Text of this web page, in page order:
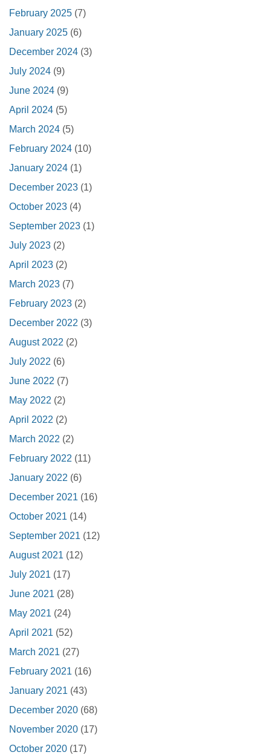
February 2025 (7)
January 2025 (6)
December 2024 (3)
July 2024 (9)
June 2024 (9)
April 2024 (5)
March 2024 (5)
February 2024 (10)
January 2024 (1)
December 2023 (1)
October 2023 (4)
September 2023 (1)
July 2023 (2)
April 2023 (2)
March 2023 (7)
February 2023 (2)
December 2022 (3)
August 2022 (2)
July 2022 (6)
June 2022 (7)
May 2022 (2)
April 2022 (2)
March 2022 (2)
February 2022 (11)
January 2022 (6)
December 2021 (16)
October 2021 (14)
September 2021 (12)
August 2021 (12)
July 2021 (17)
June 2021 (28)
May 2021 (24)
April 2021 (52)
March 2021 (27)
February 2021 (16)
January 2021 (43)
December 2020 (68)
November 2020 (17)
October 2020 (17)